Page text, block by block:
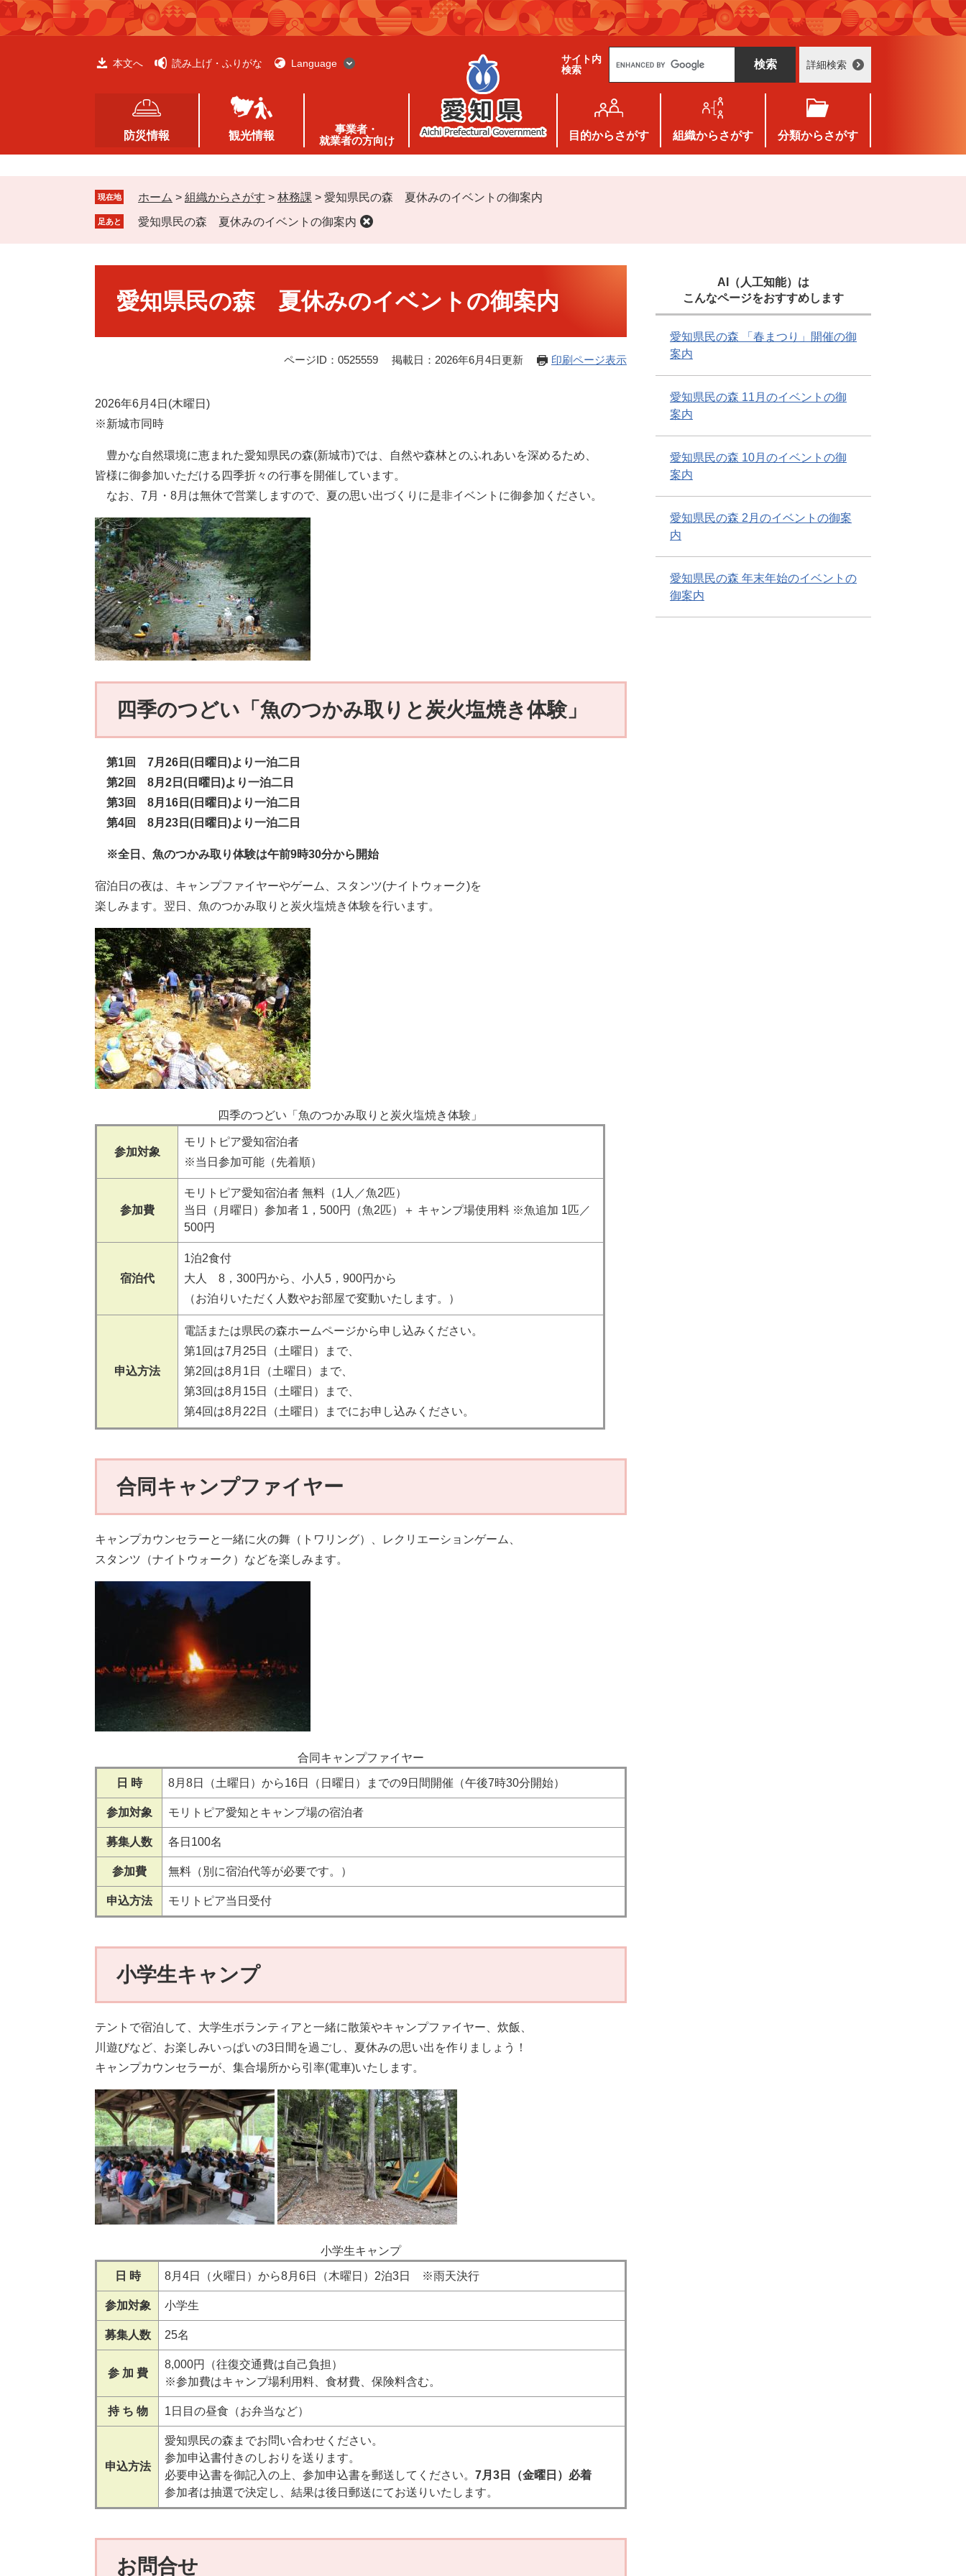
ペ
ー
メ
ニ
本文へ 読み上げ・ふりがな Language
サイト内
検索
g
e
カ
タ
ム
検
詳細検索
防災情報 観光情報
事業者・
就業者の方向け
目的からさがす 組織からさがす 分類からさがす
現在地 ホーム > 組織からさがす > 林務課 > 愛知県民の森 夏休みのイベントの御案内
足あと 愛知県民の森 夏休みのイベントの御案内
愛知県民の森 夏休みのイベントの御案内
ページID：0525559 掲載日：2026年6月4日更新 印刷ページ表示
2026年6月4日(木曜日)
※新城市同時
豊かな自然環境に恵まれた愛知県民の森(新城市)では、自然や森林とのふれあいを深めるため、
皆様に御参加いただける四季折々の行事を開催しています。
なお、7月・8月は無休で営業しますので、夏の思い出づくりに是非イベントに御参加ください。
四季のつどい「魚のつかみ取りと炭火塩焼き体験」
第1回 7月26日(日曜日)より一泊二日
第2回 8月2日(日曜日)より一泊二日
第3回 8月16日(日曜日)より一泊二日
第4回 8月23日(日曜日)より一泊二日
※全日、魚のつかみ取り体験は午前9時30分から開始
宿泊日の夜は、キャンプファイヤーやゲーム、スタンツ(ナイトウォーク)を
楽しみます。翌日、魚のつかみ取りと炭火塩焼き体験を行います。
四季のつどい「魚のつかみ取りと炭火塩焼き体験」
参加対象
​モリトピア愛知宿泊者
※当日参加可能（先着順）
参加費
モリトピア愛知宿泊者 無料（1人／魚2匹）
当日（月曜日）参加者 1，500円（魚2匹）＋ キャンプ場使用料 ※魚追加 1匹／
500円
宿泊代
1泊2食付
大人 8，300円から、小人5，900円から
（お泊りいただく人数やお部屋で変動いたします。）
申込方法
電話または県民の森ホームページから申し込みください。
第1回は7月25日（土曜日）まで、
第2回は8月1日（土曜日）まで、
第3回は8月15日（土曜日）まで、
第4回は8月22日（土曜日）までにお申し込みください。
合同キャンプファイヤー
キャンプカウンセラーと一緒に火の舞（トワリング）、レクリエーションゲーム、
スタンツ（ナイトウォーク）などを楽しみます。
合同キャンプファイヤー
日 時 8月8日（土曜日）から16日（日曜日）までの9日間開催（午後7時30分開始）
参加対象 モリトピア愛知とキャンプ場の宿泊者
募集人数 各日100名
参加費 無料（別に宿泊代等が必要です。）
申込方法 モリトピア当日受付
小学生キャンプ
テントで宿泊して、大学生ボランティアと一緒に散策やキャンプファイヤー、炊飯、
川遊びなど、お楽しみいっぱいの3日間を過ごし、夏休みの思い出を作りましょう！
キャンプカウンセラーが、集合場所から引率(電車)いたします。
小学生キャンプ
日 時 8月4日（火曜日）から8月6日（木曜日）2泊3日 ※雨天決行
参加対象 小学生
募集人数 25名
参 加 費
8,000円（往復交通費は自己負担）
※参加費はキャンプ場利用料、食材費、保険料含む。
持 ち 物 1日目の昼食（お弁当など）
申込方法
愛知県民の森までお問い合わせください。
参加申込書付きのしおりを送ります。
必要申込書を御記入の上、参加申込書を郵送してください。 7月3日（金曜日）必着
参加者は抽選で決定し、結果は後日郵送にてお送りいたします。
お問合せ
AI（人工知能）は
こんなページをおすすめします
愛知県民の森 「春まつり」開催の御
案内
愛知県民の森 11月のイベントの御
案内
愛知県民の森 10月のイベントの御
案内
愛知県民の森 2月のイベントの御案
内
愛知県民の森 年末年始のイベントの
御案内